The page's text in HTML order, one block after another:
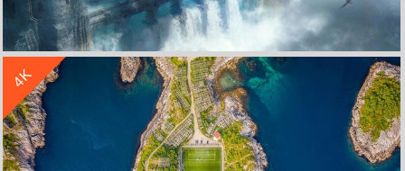
海洋 白鸥 船 高塔 4K风景壁纸
4K
立 即 下 载
收 藏